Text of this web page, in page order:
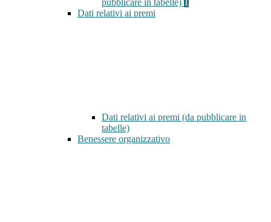
pubblicare in tabelle)
Dati relativi ai premi
Dati relativi ai premi (da pubblicare in
tabelle)
Benessere organizzativo